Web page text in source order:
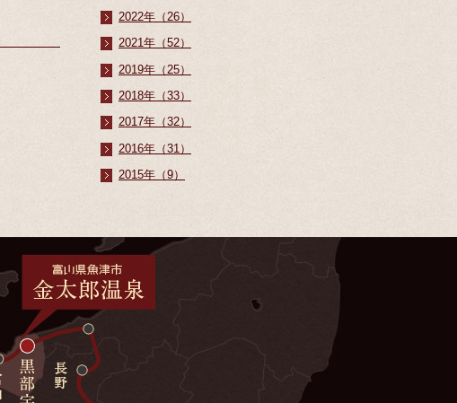
2022年（26）
2021年（52）
2019年（25）
2018年（33）
2017年（32）
2016年（31）
2015年（9）